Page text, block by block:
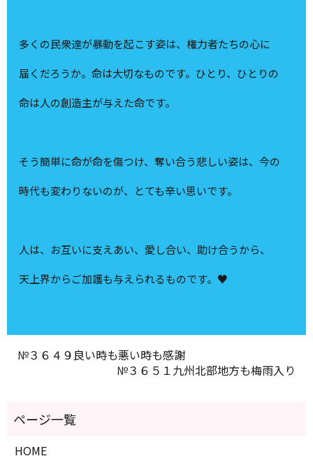
多くの民衆達が暴動を起こす姿は、権力者たちの心に
届くだろうか。命は大切なものです。ひとり、ひとりの
命は人の創造主が与えた命です。
そう簡単に命が命を傷つけ、奪い合う悲しい姿は、今の
時代も変わりないのが、とても辛い思いです。
人は、お互いに支えあい、愛し合い、助け合うから、
天上界からご加護も与えられるものです。♥
№３６４９良い時も悪い時も感謝
№３６５１九州北部地方も梅雨入り
HOME